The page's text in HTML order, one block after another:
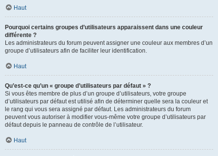
Haut
Pourquoi certains groupes d’utilisateurs apparaissent dans une couleur
différente ?
Les administrateurs du forum peuvent assigner une couleur aux membres d’un
groupe d’utilisateurs afin de faciliter leur identification.
Haut
Qu’est-ce qu’un « groupe d’utilisateurs par défaut » ?
Si vous êtes membre de plus d’un groupe d’utilisateurs, votre groupe
d’utilisateurs par défaut est utilisé afin de déterminer quelle sera la couleur et
le rang qui vous sera assigné par défaut. Les administrateurs du forum
peuvent vous autoriser à modifier vous-même votre groupe d’utilisateurs par
défaut depuis le panneau de contrôle de l’utilisateur.
Haut